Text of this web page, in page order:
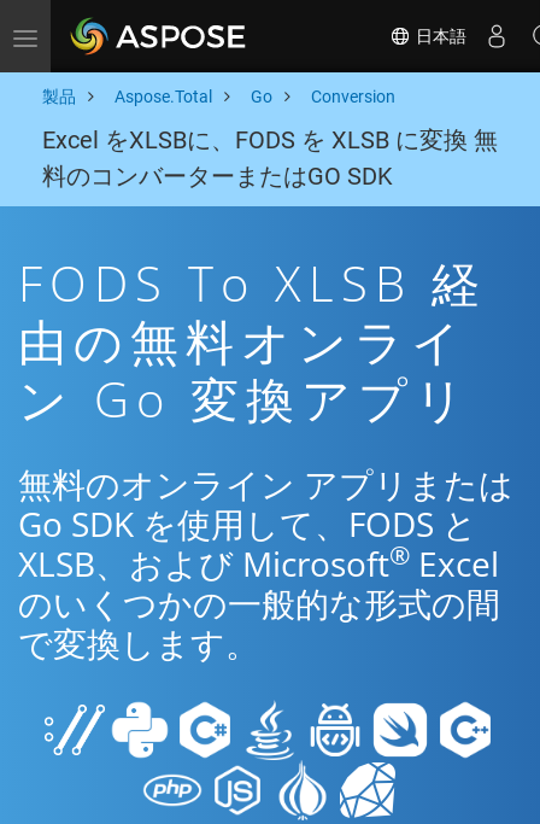
Toggle navigation 日本語
製品 Aspose.Total Go Conversion
Excel をXLSBに、FODS を XLSB に変換 無
料のコンバーターまたはGO SDK
FODS To XLSB 経
由の無料オンライ
ン Go 変換アプリ
無料のオンライン アプリまたは
Go SDK を使用して、FODS と
XLSB、および Microsoft® Excel
のいくつかの一般的な形式の間
で変換します。